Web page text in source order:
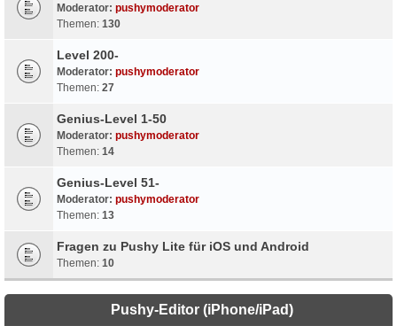
Moderator: pushymoderator
Themen: 130
Level 200-
Moderator: pushymoderator
Themen: 27
Genius-Level 1-50
Moderator: pushymoderator
Themen: 14
Genius-Level 51-
Moderator: pushymoderator
Themen: 13
Fragen zu Pushy Lite für iOS und Android
Themen: 10
Pushy-Editor (iPhone/iPad)